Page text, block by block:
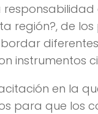
región?, de
instrumentos
en la
para que los